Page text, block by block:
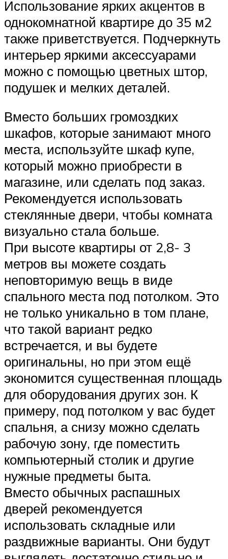
Использование ярких акцентов в
однокомнатной квартире до 35 м2
также приветствуется. Подчеркнуть
интерьер яркими аксессуарами
можно с помощью цветных штор,
подушек и мелких деталей.
Вместо больших громоздких
шкафов, которые занимают много
места, используйте шкаф купе,
который можно приобрести в
магазине, или сделать под заказ.
Рекомендуется использовать
стеклянные двери, чтобы комната
визуально стала больше.
При высоте квартиры от 2,8- 3
метров вы можете создать
неповторимую вещь в виде
спального места под потолком. Это
не только уникально в том плане,
что такой вариант редко
встречается, и вы будете
оригинальны, но при этом ещё
экономится существенная площадь
для оборудования других зон. К
примеру, под потолком у вас будет
спальня, а снизу можно сделать
рабочую зону, где поместить
компьютерный столик и другие
нужные предметы быта.
Вместо обычных распашных
дверей рекомендуется
использовать складные или
раздвижные варианты. Они будут